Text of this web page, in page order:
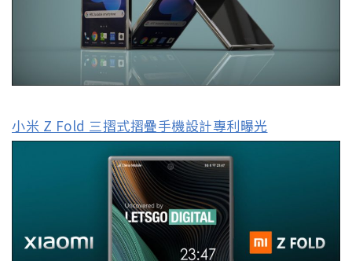
小米 Z Fold 三摺式摺疊手機設計專利曝光